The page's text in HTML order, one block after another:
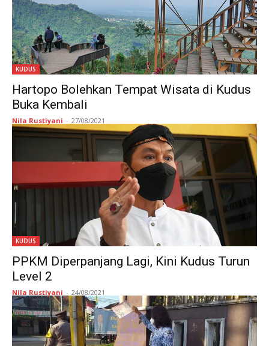
KUDUS
Hartopo Bolehkan Tempat Wisata di Kudus
Buka Kembali
Nila Rustiyani - 27/08/2021
KUDUS
PPKM Diperpanjang Lagi, Kini Kudus Turun
Level 2
Nila Rustiyani - 24/08/2021